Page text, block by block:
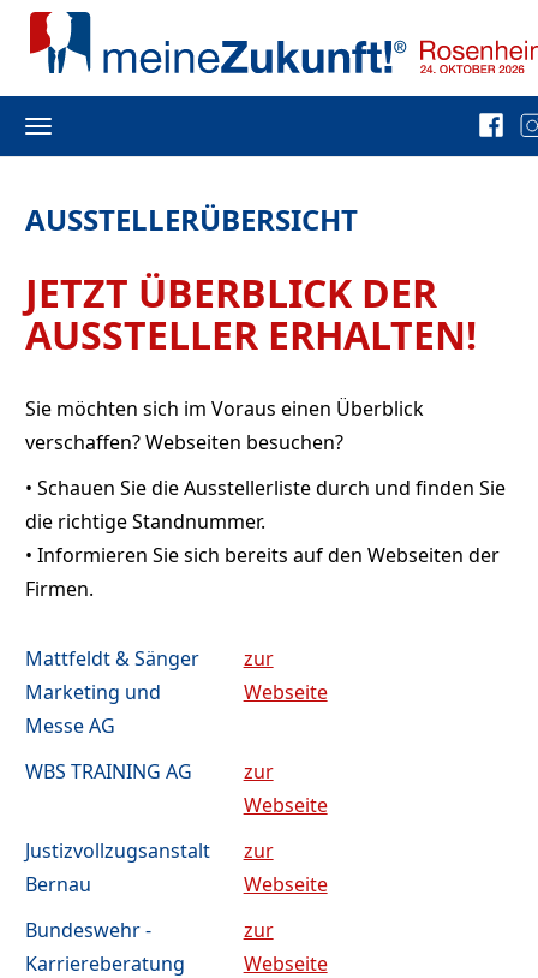
Toggle
navigation
AUSSTELLERÜBERSICHT
JETZT ÜBERBLICK DER
AUSSTELLER ERHALTEN!
Sie möchten sich im Voraus einen Überblick
verschaffen? Webseiten besuchen?
• Schauen Sie die Ausstellerliste durch und finden Sie
die richtige Standnummer.
• Informieren Sie sich bereits auf den Webseiten der
Firmen.
Mattfeldt & Sänger
Marketing und
Messe AG
zur
Webseite
WBS TRAINING AG
zur
Webseite
Justizvollzugsanstalt
Bernau
zur
Webseite
Bundeswehr -
Karriereberatung
zur
Webseite